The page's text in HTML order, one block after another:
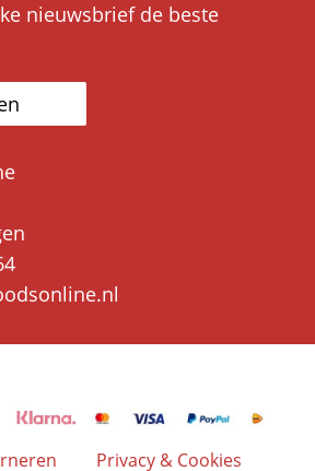
nieuwsbrief de beste
Privacy & Cookies